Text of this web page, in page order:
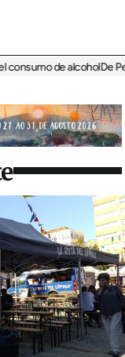
de alcoholDe Perlío a